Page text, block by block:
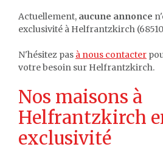
Actuellement, aucune annonce
exclusivité à Helfrantzkirch
N'hésitez pas à nous contacter
votre besoin sur Helfrantzkirch.
Nos maisons à
Helfrantzkirch
exclusivité